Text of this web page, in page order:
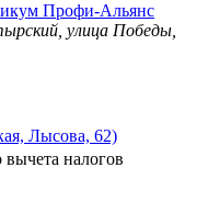
Профи-Альянс
улица Победы,
Лысова, 62)
вычета налогов